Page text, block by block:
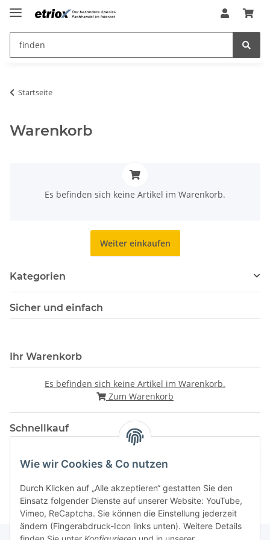
Wie wir Cookies & Co nutzen
Durch Klicken auf „Alle akzeptieren“ gestatten Sie den
Einsatz folgender Dienste auf unserer Website: YouTube,
Vimeo, ReCaptcha. Sie können die Einstellung jederzeit
ändern (Fingerabdruck-Icon links unten). Weitere Details
Startseite
Warenkorb
Es befinden sich keine Artikel im Warenkorb.
Weiter einkaufen
Kategorien
Sicher und einfach
Ihr Warenkorb
Es befinden sich keine Artikel im Warenkorb.
Zum Warenkorb
Schnellkauf